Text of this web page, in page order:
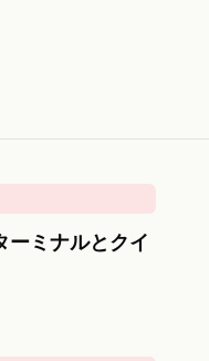
ミナルとクイ